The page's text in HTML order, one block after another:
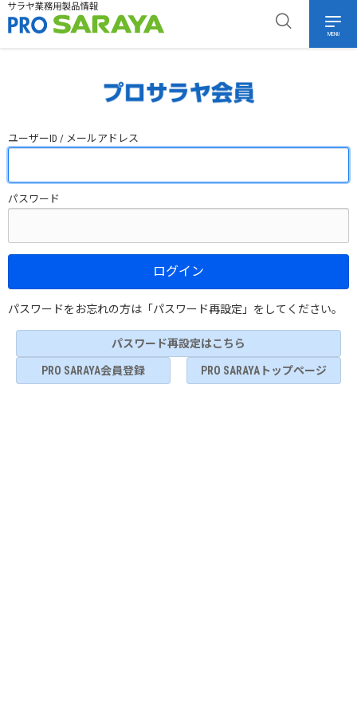
MENU
ユーザーID / メールアドレス
パスワード
ログイン
パスワードをお忘れの方は「パスワード再設定」をしてください。
パスワード再設定はこちら
PRO SARAYA会員登録 PRO SARAYAトップページ